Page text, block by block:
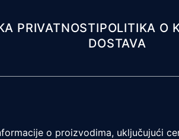
PRIVATNOSTIPOLITIKA O
DOSTAVA
o proizvodima, uključujući